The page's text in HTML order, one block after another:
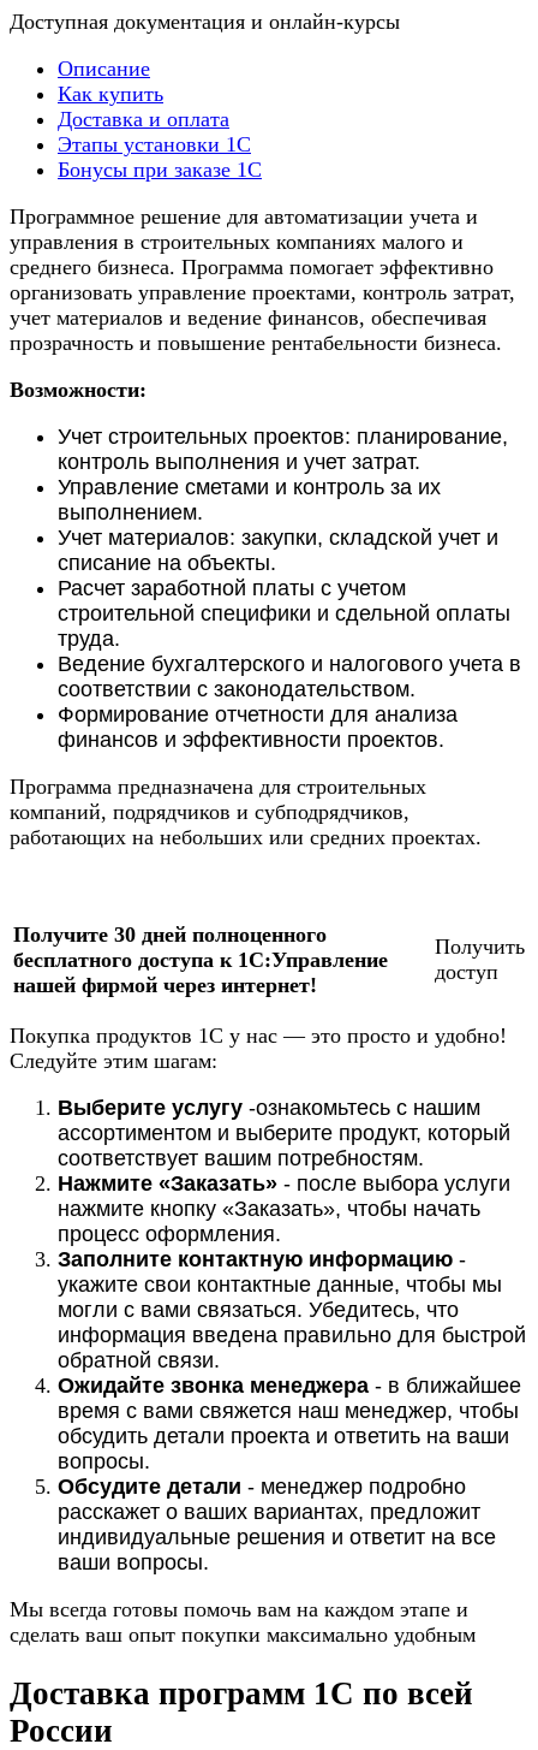
Доступная документация и онлайн-курсы
Описание
Как купить
Доставка и оплата
Этапы установки 1С
Бонусы при заказе 1С
Программное решение для автоматизации учета и
управления в строительных компаниях малого и
среднего бизнеса. Программа помогает эффективно
организовать управление проектами, контроль затрат,
учет материалов и ведение финансов, обеспечивая
прозрачность и повышение рентабельности бизнеса.
Возможности:
Учет строительных проектов: планирование,
контроль выполнения и учет затрат.
Управление сметами и контроль за их
выполнением.
Учет материалов: закупки, складской учет и
списание на объекты.
Расчет заработной платы с учетом
строительной специфики и сдельной оплаты
труда.
Ведение бухгалтерского и налогового учета в
соответствии с законодательством.
Формирование отчетности для анализа
финансов и эффективности проектов.
Программа предназначена для строительных
компаний, подрядчиков и субподрядчиков,
работающих на небольших или средних проектах.
Получите 30 дней полноценного
бесплатного доступа к 1С:Управление
нашей фирмой через интернет!
Получить
доступ
Покупка продуктов 1С у нас — это просто и удобно!
Следуйте этим шагам:
Выберите услугу -ознакомьтесь с нашим
ассортиментом и выберите продукт, который
соответствует вашим потребностям.
Нажмите «Заказать» - после выбора услуги
нажмите кнопку «Заказать», чтобы начать
процесс оформления.
Заполните контактную информацию -
укажите свои контактные данные, чтобы мы
могли с вами связаться. Убедитесь, что
информация введена правильно для быстрой
обратной связи.
Ожидайте звонка менеджера - в ближайшее
время с вами свяжется наш менеджер, чтобы
обсудить детали проекта и ответить на ваши
вопросы.
Обсудите детали - менеджер подробно
расскажет о ваших вариантах, предложит
индивидуальные решения и ответит на все
ваши вопросы.
Мы всегда готовы помочь вам на каждом этапе и
сделать ваш опыт покупки максимально удобным
Доставка программ 1С по всей
России